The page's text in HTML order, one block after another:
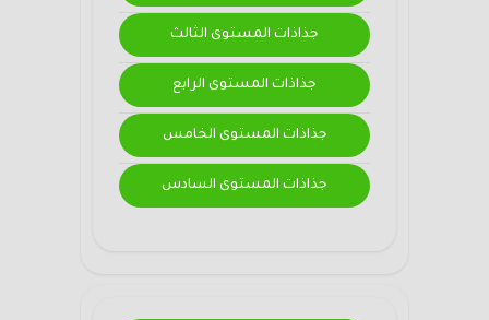
جذاذات المستوى الثالث
جذاذات المستوى الرابع
جذاذات المستوى الخامس
جذاذات المستوى السادس